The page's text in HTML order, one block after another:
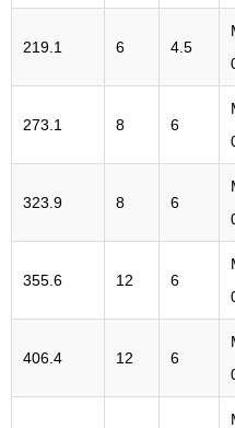
219.1 6 4.5
273.1 8 6
323.9 8 6
355.6 12 6
406.4 12 6